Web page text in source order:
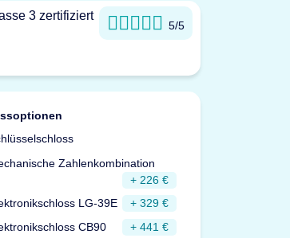
5/5
Zahlenkombination
+ 226 €
LG-39E
+ 329 €
CB90
+ 441 €